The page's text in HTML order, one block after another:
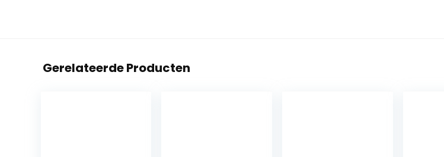
Gerelateerde Producten